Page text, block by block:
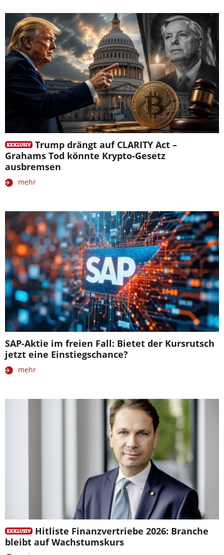
Trump drängt auf CLARITY Act –
Grahams Tod könnte Krypto-Gesetz
ausbremsen
mehr
SAP-Aktie im freien Fall: Bietet der Kursrutsch
jetzt eine Einstiegschance?
mehr
Hitliste Finanzvertriebe 2026: Branche
bleibt auf Wachstumskurs